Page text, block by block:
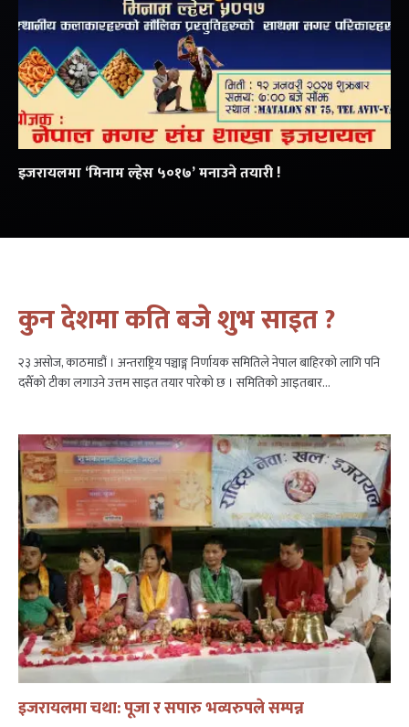
इजरायलमा ‘मिनाम ल्हेस ५०१७’ मनाउने तयारी !
इजरायलमा चथा: पूजा र सपारु भव्यरुपले सम्पन्न
कुन देशमा कति बजे शुभ साइत ?
२३ असोज, काठमाडौं । अन्तराष्ट्रिय पञ्चाङ्ग निर्णायक समितिले नेपाल बाहिरको लागि पनि
दसैँको टीका लगाउने उत्तम साइत तयार पारेको छ । समितिको आइतबार…